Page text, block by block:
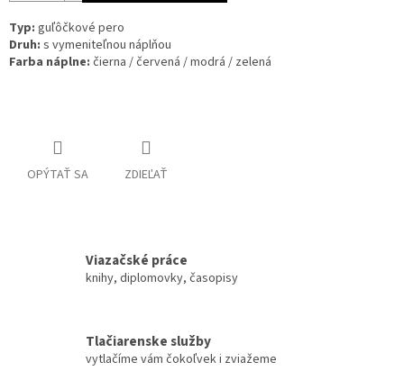
Typ: guľôčkové pero
Druh: s vymeniteľnou náplňou
Farba náplne: čierna /červená /modrá / zelená
OPÝTAŤ SA ZDIEĽAŤ
Viazačské práce
knihy, diplomovky, časopisy
Tlačiarenske služby
vytlačíme vám čokoľvek i zviažeme